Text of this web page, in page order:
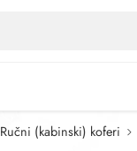
Ručni (kabinski) koferi